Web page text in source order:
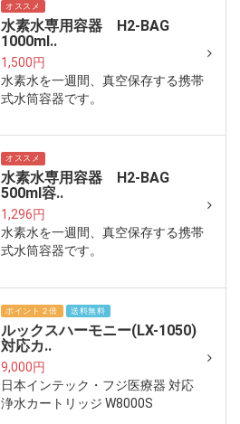
オススメ
水素水専用容器 H2-BAG
1000ml..
1,500円
水素水を一週間、真空保存する携帯
式水筒容器です。
オススメ
水素水専用容器 H2-BAG
500ml容..
1,296円
水素水を一週間、真空保存する携帯
式水筒容器です。
ポイント２倍 送料無料
ルックスハーモニー(LX-1050)
対応カ..
9,000円
日本インテック・フジ医療器 対応
浄水カートリッジ W8000S